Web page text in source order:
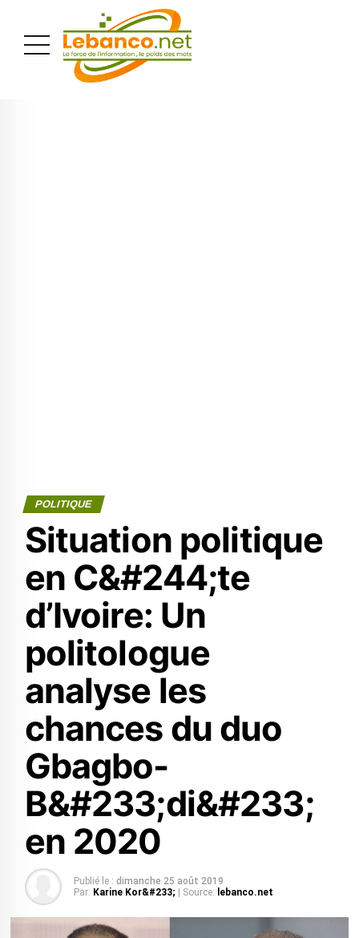
POLITIQUE
Situation politique
en C&#244;te
d’Ivoire: Un
politologue
analyse les
chances du duo
Gbagbo-
B&#233;di&#233;
en 2020
Publié le : dimanche 25 août 2019
Par: Karine Kor&#233; | Source: lebanco.net